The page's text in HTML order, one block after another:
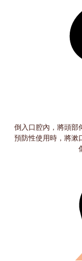
倒入口腔內，將頭部
預防性使用時，將漱